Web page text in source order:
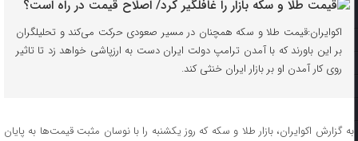
اکوایران:‌قیمت طلا و سکه همچنان در مسیر صعودی حرکت می‌کند و تحلیلگران
بر این باورند که با آمدن ترامپ دولت ایران دست به ارزپاشی خواهد زد تا تاثیر
روی کار آمدن او بر بازار ایران خنثی کند.
به گزارش اکوایران،‌ بازار طلا و سکه که روز یکشنبه را با نوسان مثبت قیمت‌ها به پایان